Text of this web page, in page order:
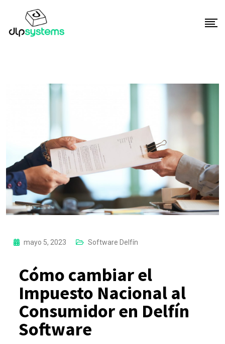
mayo 5, 2023 Software Delfín
Cómo cambiar el
Impuesto Nacional al
Consumidor en Delfín
Software